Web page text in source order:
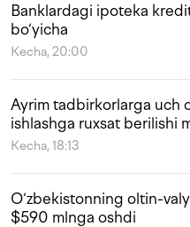
Banklardagi ipoteka
bo‘yicha
Kecha, 20:00
Ayrim tadbirkorlarga uch
ishlashga ruxsat berilishi
Kecha, 18:13
O‘zbekistonning oltin-
$590 mlnga oshdi